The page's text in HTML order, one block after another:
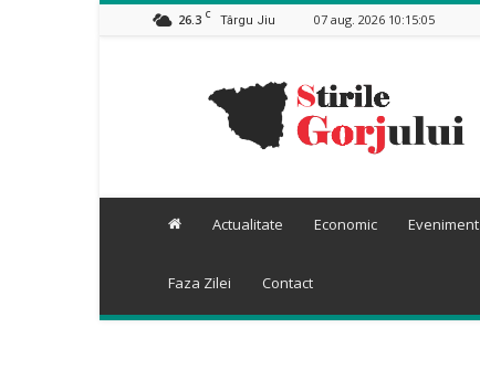
26.3 C Târgu Jiu 07 aug. 2026 10:15:05
Gorj
Actualitate Economic Eveniment
Faza Zilei Contact